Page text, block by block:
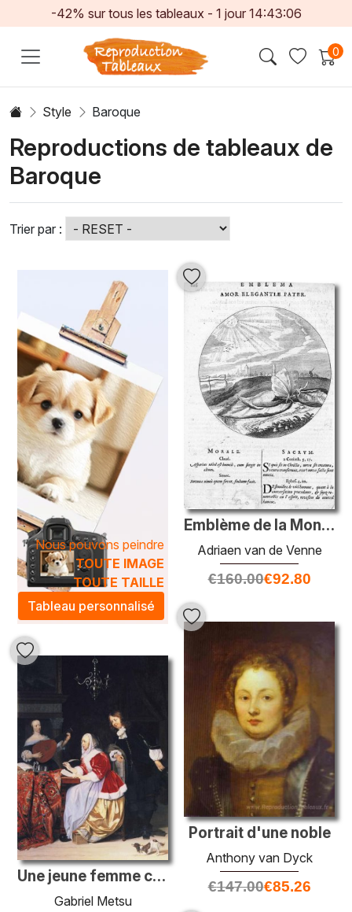
-42% sur tous les tableaux - 1 jour 14:43:04
0
Style Baroque
Reproductions de tableaux de
Baroque
Trier par :
Nous pouvons peindre
TOUTE IMAGE
TOUTE TAILLE
Tableau personnalisé
Emblème de la Monita Amoris Virginei de Cats
Adriaen van de Venne
€160.00€92.80
Portrait d'une noble
Anthony van Dyck
€147.00€85.26
Une jeune femme composant de la musique
Gabriel Metsu